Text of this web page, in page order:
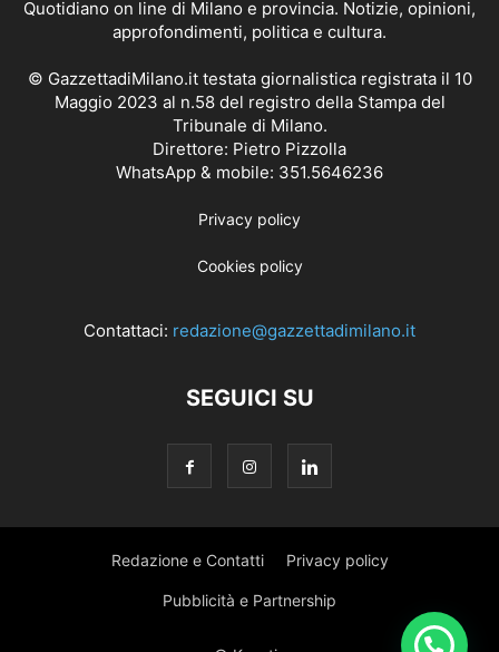
Quotidiano on line di Milano e provincia. Notizie, opinioni,
approfondimenti, politica e cultura.
© GazzettadiMilano.it testata giornalistica registrata il 10
Maggio 2023 al n.58 del registro della Stampa del
Tribunale di Milano.
Direttore: Pietro Pizzolla
WhatsApp & mobile: 351.5646236
Privacy policy
Cookies policy
Contattaci: redazione@gazzettadimilano.it
SEGUICI SU
Redazione e Contatti Privacy policy
Pubblicità e Partnership